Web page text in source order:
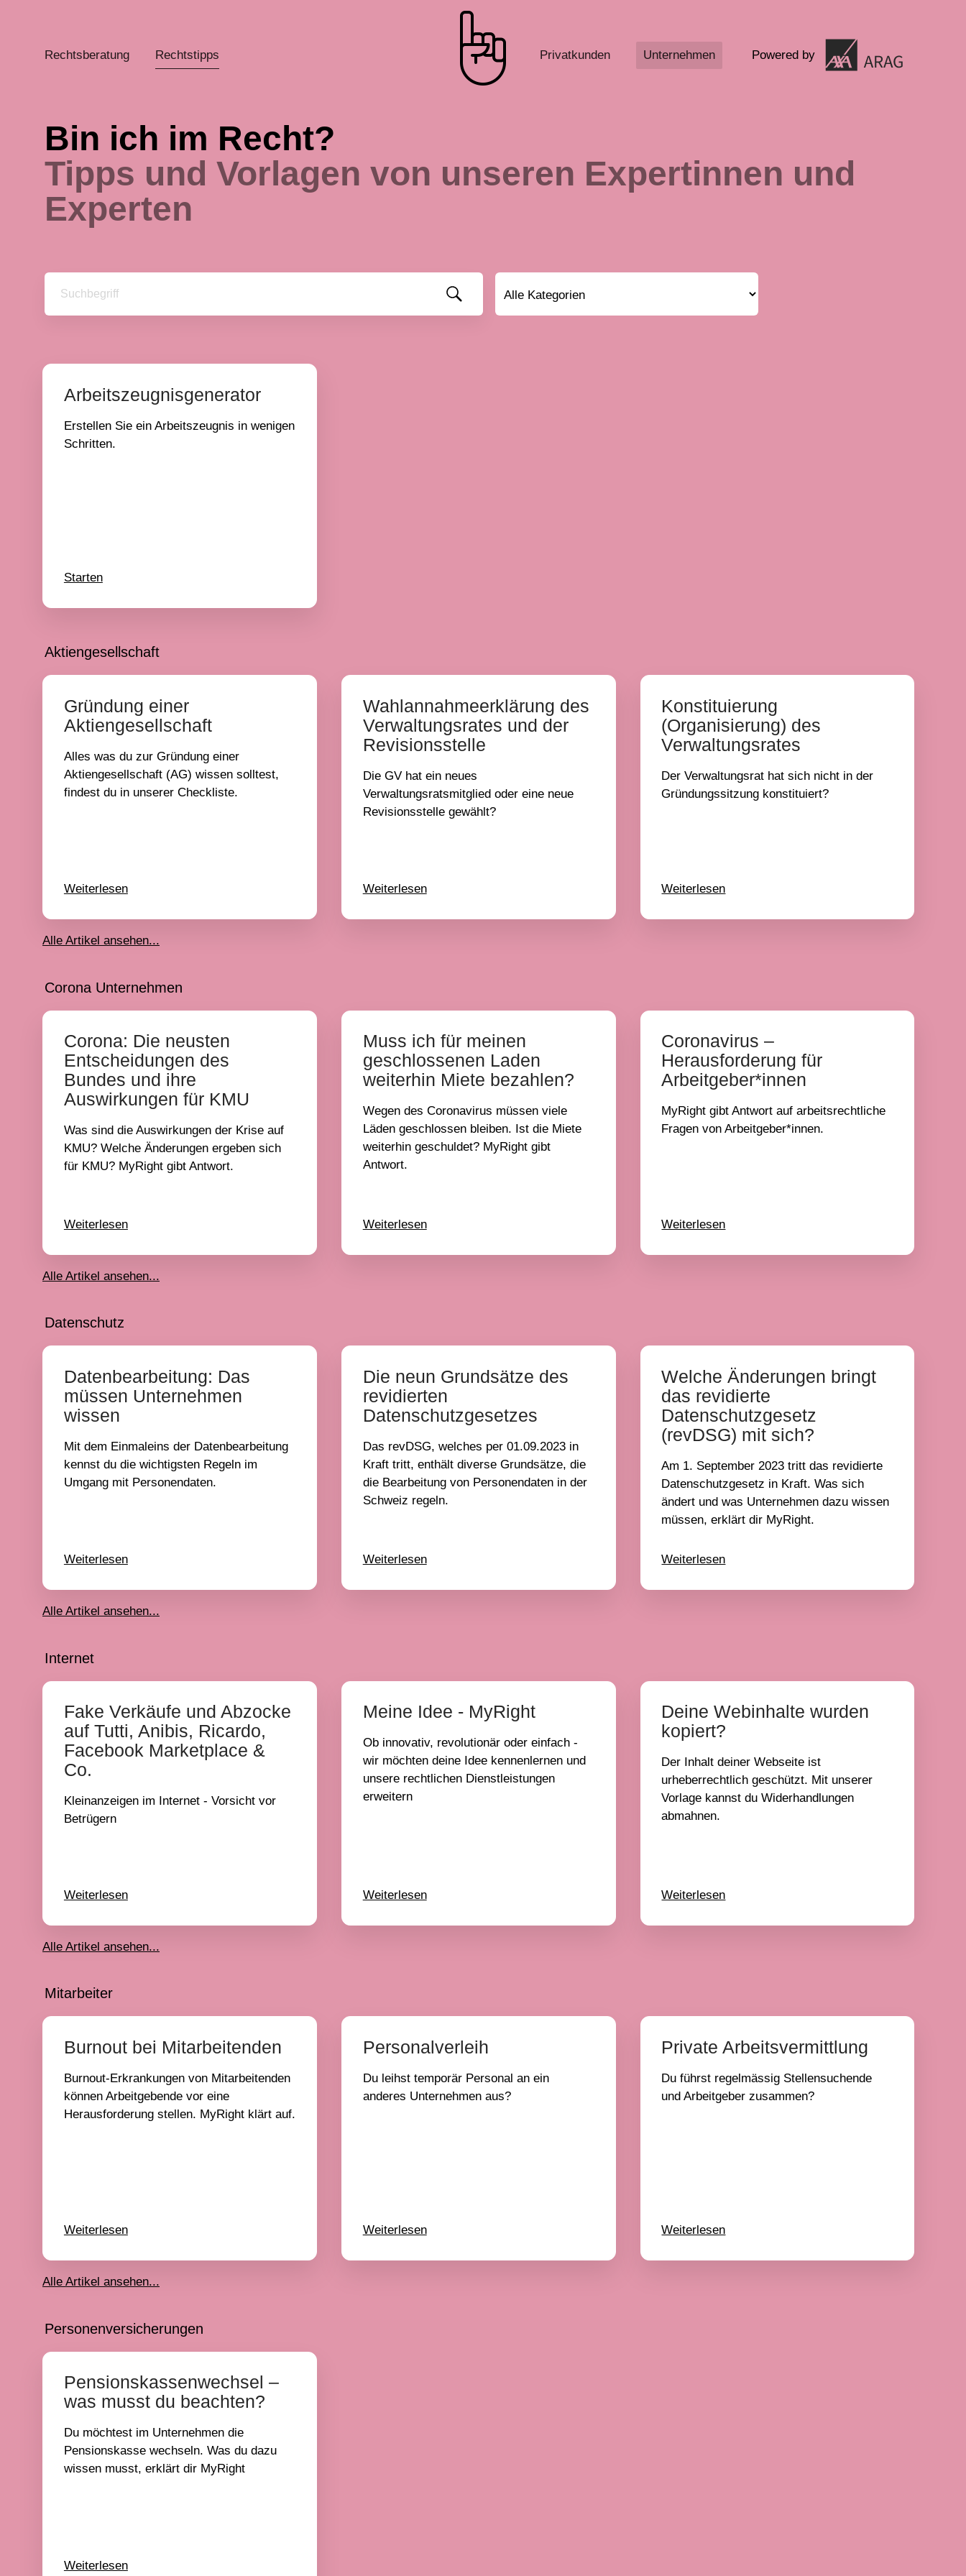
Rechtsberatung Rechtstipps Privatkunden Unternehmen Powered by
Bin ich im Recht?
Tipps und Vorlagen von unseren Expertinnen und
Experten
Arbeitszeugnisgenerator
Erstellen Sie ein Arbeitszeugnis in wenigen
Schritten.
Starten
Aktiengesellschaft
Gründung einer
Aktiengesellschaft
Alles was du zur Gründung einer
Aktiengesellschaft (AG) wissen solltest,
findest du in unserer Checkliste.
Weiterlesen
Wahlannahmeerklärung des
Verwaltungsrates und der
Revisionsstelle
Die GV hat ein neues
Verwaltungsratsmitglied oder eine neue
Revisionsstelle gewählt?
Weiterlesen
Konstituierung
(Organisierung) des
Verwaltungsrates
Der Verwaltungsrat hat sich nicht in der
Gründungssitzung konstituiert?
Weiterlesen
Alle Artikel ansehen...
Corona Unternehmen
Corona: Die neusten
Entscheidungen des
Bundes und ihre
Auswirkungen für KMU
Was sind die Auswirkungen der Krise auf
KMU? Welche Änderungen ergeben sich
für KMU? MyRight gibt Antwort.
Weiterlesen
Muss ich für meinen
geschlossenen Laden
weiterhin Miete bezahlen?
Wegen des Coronavirus müssen viele
Läden geschlossen bleiben. Ist die Miete
weiterhin geschuldet? MyRight gibt
Antwort.
Weiterlesen
Coronavirus –
Herausforderung für
Arbeitgeber*innen
MyRight gibt Antwort auf arbeitsrechtliche
Fragen von Arbeitgeber*innen.
Weiterlesen
Alle Artikel ansehen...
Datenschutz
Datenbearbeitung: Das
müssen Unternehmen
wissen
Mit dem Einmaleins der Datenbearbeitung
kennst du die wichtigsten Regeln im
Umgang mit Personendaten.
Weiterlesen
Die neun Grundsätze des
revidierten
Datenschutzgesetzes
Das revDSG, welches per 01.09.2023 in
Kraft tritt, enthält diverse Grundsätze, die
die Bearbeitung von Personendaten in der
Schweiz regeln.
Weiterlesen
Welche Änderungen bringt
das revidierte
Datenschutzgesetz
(revDSG) mit sich?
Am 1. September 2023 tritt das revidierte
Datenschutzgesetz in Kraft. Was sich
ändert und was Unternehmen dazu wissen
müssen, erklärt dir MyRight.
Weiterlesen
Alle Artikel ansehen...
Internet
Fake Verkäufe und Abzocke
auf Tutti, Anibis, Ricardo,
Facebook Marketplace &
Co.
Kleinanzeigen im Internet - Vorsicht vor
Betrügern
Weiterlesen
Meine Idee - MyRight
Ob innovativ, revolutionär oder einfach -
wir möchten deine Idee kennenlernen und
unsere rechtlichen Dienstleistungen
erweitern
Weiterlesen
Deine Webinhalte wurden
kopiert?
Der Inhalt deiner Webseite ist
urheberrechtlich geschützt. Mit unserer
Vorlage kannst du Widerhandlungen
abmahnen.
Weiterlesen
Alle Artikel ansehen...
Mitarbeiter
Burnout bei Mitarbeitenden
Burnout-Erkrankungen von Mitarbeitenden
können Arbeitgebende vor eine
Herausforderung stellen. MyRight klärt auf.
Weiterlesen
Personalverleih
Du leihst temporär Personal an ein
anderes Unternehmen aus?
Weiterlesen
Private Arbeitsvermittlung
Du führst regelmässig Stellensuchende
und Arbeitgeber zusammen?
Weiterlesen
Alle Artikel ansehen...
Personenversicherungen
Pensionskassenwechsel –
was musst du beachten?
Du möchtest im Unternehmen die
Pensionskasse wechseln. Was du dazu
wissen musst, erklärt dir MyRight
Weiterlesen